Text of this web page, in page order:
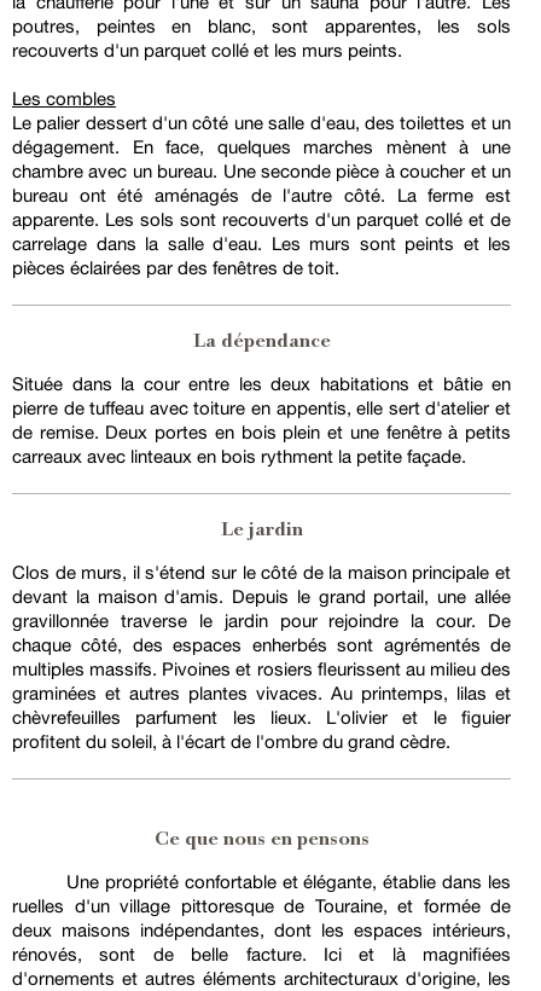
poutres, peintes en blanc, sont apparentes, les sols
recouverts d'un parquet collé et les murs peints.
Les combles
Le palier dessert d'un côté une salle d'eau, des toilettes et un
dégagement. En face, quelques marches mènent à une
chambre avec un bureau. Une seconde pièce à coucher et un
bureau ont été aménagés de l'autre côté. La ferme est
apparente. Les sols sont recouverts d'un parquet collé et de
carrelage dans la salle d'eau. Les murs sont peints et les
pièces éclairées par des fenêtres de toit.
La dépendance
Située dans la cour entre les deux habitations et bâtie en
pierre de tuffeau avec toiture en appentis, elle sert d'atelier et
de remise. Deux portes en bois plein et une fenêtre à petits
carreaux avec linteaux en bois rythment la petite façade.
Le jardin
Clos de murs, il s'étend sur le côté de la maison principale et
devant la maison d'amis. Depuis le grand portail, une allée
gravillonnée traverse le jardin pour rejoindre la cour. De
chaque côté, des espaces enherbés sont agrémentés de
multiples massifs. Pivoines et rosiers fleurissent au milieu des
graminées et autres plantes vivaces. Au printemps, lilas et
chèvrefeuilles parfument les lieux. L'olivier et le figuier
profitent du soleil, à l'écart de l'ombre du grand cèdre.
Ce que nous en pensons
Une propriété confortable et élégante, établie dans les
ruelles d'un village pittoresque de Touraine, et formée de
deux maisons indépendantes, dont les espaces intérieurs,
rénovés, sont de belle facture. Ici et là magnifiées
d'ornements et autres éléments architecturaux d'origine, les